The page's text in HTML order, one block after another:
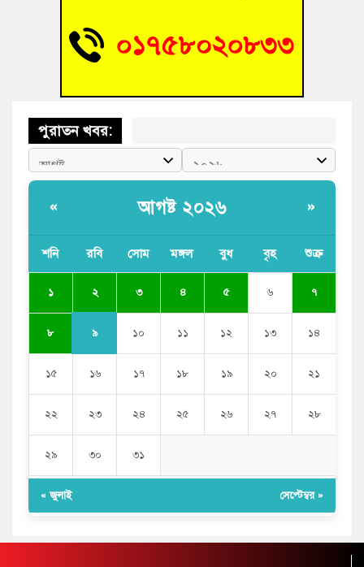
‘হাসিনাকে ফেরাতে তৎপরতা’ কুবিতে ১১ শিক্ষককে ঘিরে ফ্যাক্ট-
ফাইন্ডিং কমিটি গঠন
পুরাতন খবর:
« আগষ্ট ২০২৬ »
শনি রবি সোম মঙ্গল বুধ বৃহ শুক্র
১ ২ ৩ ৪ ৫ ৬ ৭
৮ ৯ ১০ ১১ ১২ ১৩ ১৪
১৫ ১৬ ১৭ ১৮ ১৯ ২০ ২১
২২ ২৩ ২৪ ২৫ ২৬ ২৭ ২৮
২৯ ৩০ ৩১
« জুলাই সেপ্টেম্বর »